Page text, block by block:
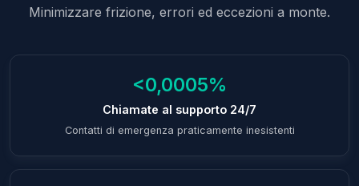
Minimizzare frizione, errori ed eccezioni a monte.
<0,0005%
Chiamate al supporto 24/7
Contatti di emergenza praticamente inesistenti